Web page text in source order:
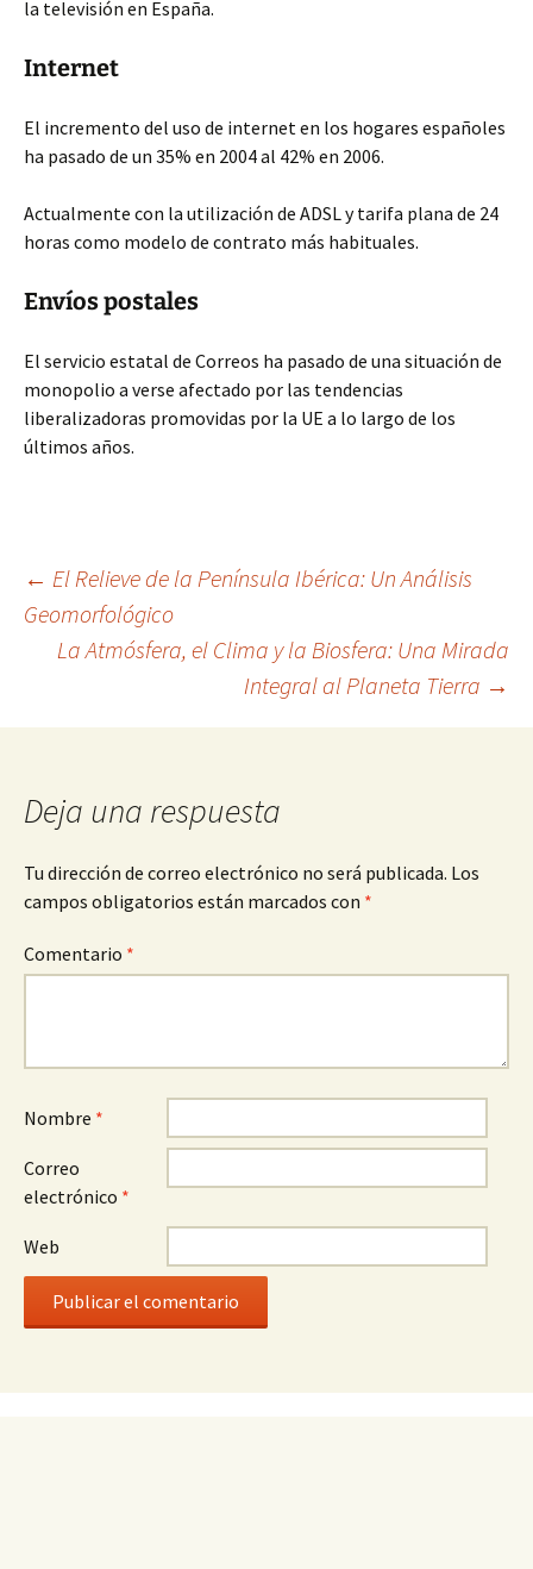
la televisión en España.
Internet
El incremento del uso de internet en los hogares españoles
ha pasado de un 35% en 2004 al 42% en 2006.
Actualmente con la utilización de ADSL y tarifa plana de 24
horas como modelo de contrato más habituales.
Envíos postales
El servicio estatal de Correos ha pasado de una situación de
monopolio a verse afectado por las tendencias
liberalizadoras promovidas por la UE a lo largo de los
últimos años.
Navegación
de
entradas
← El Relieve de la Península Ibérica: Un Análisis
Geomorfológico
La Atmósfera, el Clima y la Biosfera: Una Mirada
Integral al Planeta Tierra →
Deja una respuesta
Tu dirección de correo electrónico no será publicada. Los
campos obligatorios están marcados con *
Comentario *
Nombre *
Correo
electrónico *
Web